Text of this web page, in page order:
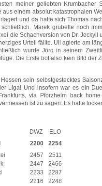
meiner geliebten Krumbacher
einem absolut katastrophalen
und da hatte sich Thomas
Marek grübelte noch
die Schachversion von Dr.
Urteil fällte. Uli agierte am
wurde Jörg in seinem
Die Erste bot also kein Bild der
sein selbstgestecktes
Liga! Und insofern war es ein
via Pforzheim back
ist zu sagen: Es hätte
DWZ
ELO
2200
2254
2457
2511
2447
2466
2233
2287
2216
2248